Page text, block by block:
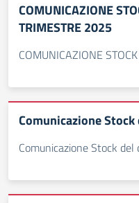
COMUNICAZIONE
TRIMESTRE 2025
COMUNICAZIONE
Comunicazione
Comunicazione Stock